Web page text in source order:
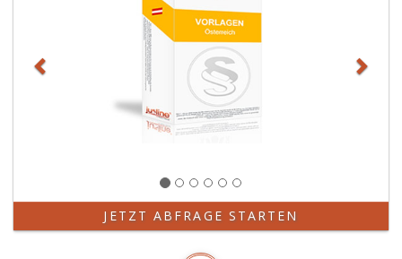
JETZT ABFRAGE STARTEN